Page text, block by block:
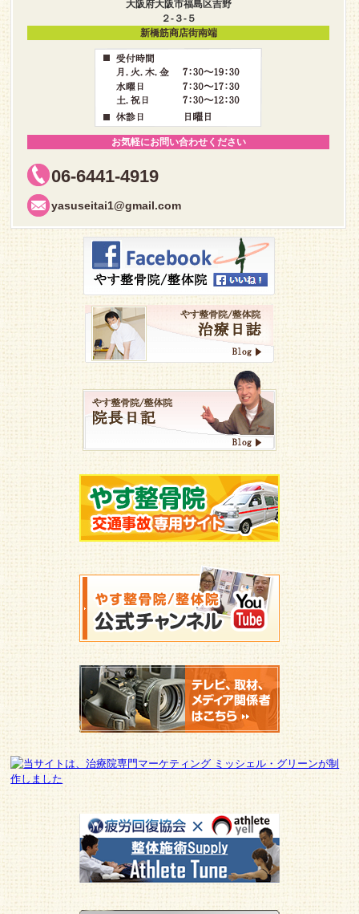
大阪府大阪市福島区吉野
２-３-５
新橋筋商店街南端
お気軽にお問い合わせください
06-6441-4919
yasuseitai1@gmail.com